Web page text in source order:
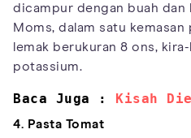
dicampur dengan buah dan
Moms, dalam satu
lemak berukuran 8 ons,
potassium.
Baca Juga : Kisah
4. Pasta Tomat